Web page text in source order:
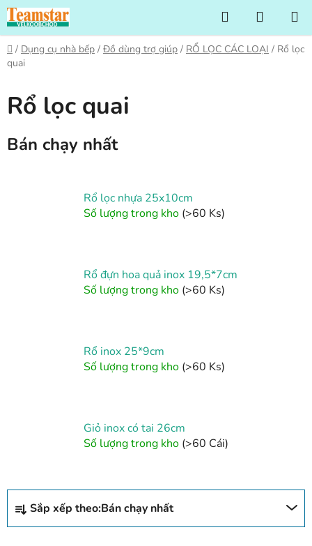
Chuyển
qua
phần
nội
dung
kiếm HÀNG
Trang
chủ
/ Dụng cụ nhà bếp / Đồ dùng trợ giúp / RỔ LỌC CÁC LOẠI / Rổ lọc
quai
Rổ lọc quai
Bán chạy nhất
Rổ lọc nhựa 25x10cm
Số lượng trong kho (>60 Ks)
Rổ đựn hoa quả inox 19,5*7cm
Số lượng trong kho (>60 Ks)
Rổ inox 25*9cm
Số lượng trong kho (>60 Ks)
Giỏ inox có tai 26cm
Số lượng trong kho (>60 Cái)
P
h
â
Sắp xếp theo:Bán chạy nhất